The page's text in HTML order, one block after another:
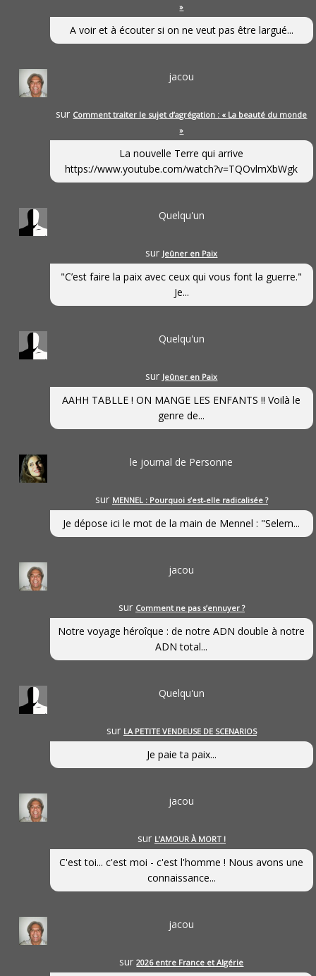
»
A voir et à écouter si on ne veut pas être largué...
jacou
sur Comment traiter le sujet d’agrégation : « La beauté du monde
»
La nouvelle Terre qui arrive
https://www.youtube.com/watch?v=TQOvlmXbWgk
Quelqu'un
sur Jeûner en Paix
"C’est faire la paix avec ceux qui vous font la guerre."
Je...
Quelqu'un
sur Jeûner en Paix
AAHH TABLLE ! ON MANGE LES ENFANTS !! Voilà le
genre de...
le journal de Personne
sur MENNEL : Pourquoi s’est-elle radicalisée ?
Je dépose ici le mot de la main de Mennel : "Selem...
jacou
sur Comment ne pas s’ennuyer ?
Notre voyage héroîque : de notre ADN double à notre
ADN total...
Quelqu'un
sur LA PETITE VENDEUSE DE SCENARIOS
Je paie ta paix...
jacou
sur L’AMOUR À MORT !
C'est toi... c'est moi - c'est l'homme ! Nous avons une
connaissance...
jacou
sur2026 entre France et Algérie